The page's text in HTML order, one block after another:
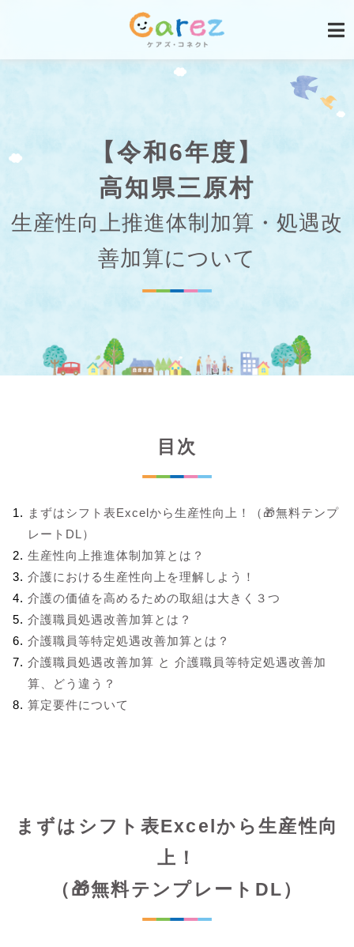
【令和6年度】
高知県三原村
生産性向上推進体制加算・処遇改
善加算について
目次
まずはシフト表Excelから生産性向上！（🎁無料テンプ
レートDL）
生産性向上推進体制加算とは？
介護における生産性向上を理解しよう！
介護の価値を高めるための取組は大きく３つ
介護職員処遇改善加算とは？
介護職員等特定処遇改善加算とは？
介護職員処遇改善加算 と 介護職員等特定処遇改善加
算、どう違う？
算定要件について
まずはシフト表Excelから生産性向
上！
（🎁無料テンプレートDL）